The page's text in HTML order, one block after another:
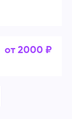
от 2000 ₽